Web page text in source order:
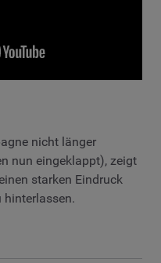
nicht länger
nun eingeklappt), zeigt
starken Eindruck
hinterlassen.